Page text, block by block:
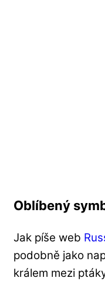
Oblíbený
Jak píše web
podobně jako
králem mezi